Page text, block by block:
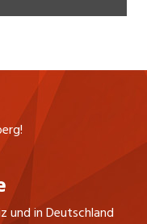
und in Deutschland